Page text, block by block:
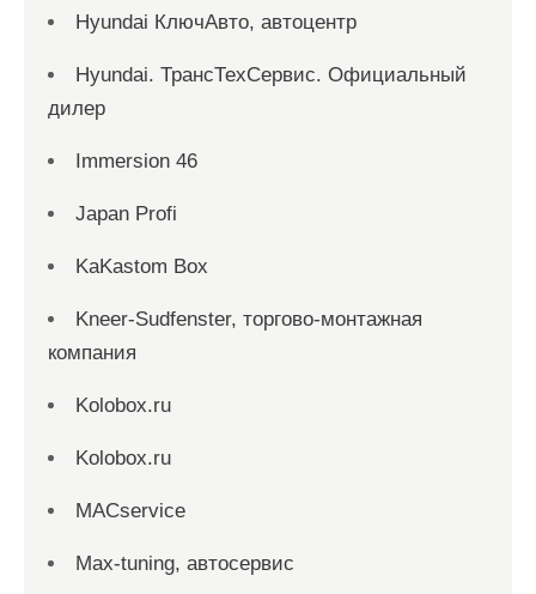
Hyundai КлючАвто, автоцентр
Hyundai. ТрансТехСервис. Официальный
дилер
Immersion 46
Japan Profi
KaKastom Box
Kneer-Sudfenster, торгово-монтажная
компания
Kolobox.ru
Kolobox.ru
MACservice
Max-tuning, автосервис